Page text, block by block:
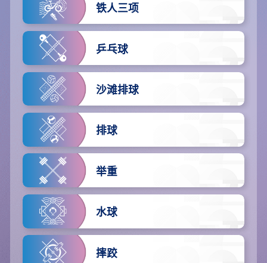
铁人三项
乒乓球
沙滩排球
排球
举重
水球
摔跤